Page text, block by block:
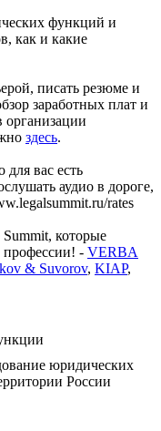
функций и
как и какие
писать резюме и
заработных плат и
здесь.
вас есть
аудио в дороге,
rates
которые
профессии! - VERBA
& Suvorov, KIAP,
юридических
России